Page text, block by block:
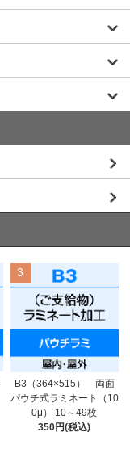
3
B3（364×515） 両面
パウチ式ラミネート（10
0μ） 10～49枚
350円(税込)